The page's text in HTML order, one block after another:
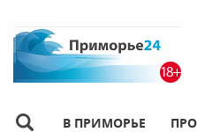
В ПРИМОРЬЕ